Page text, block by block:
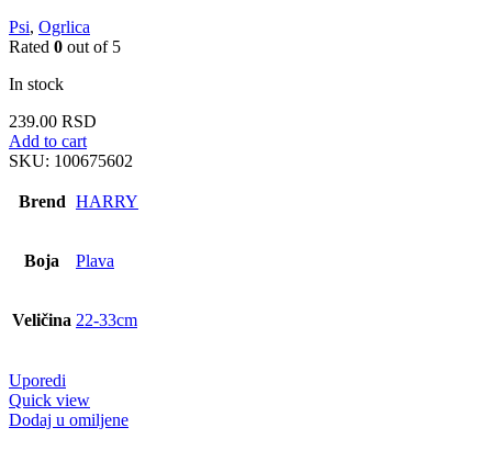
Psi, Ogrlica
Rated 0 out of 5
In stock
239.00 RSD
Add to cart
SKU: 100675602
Brend HARRY
Boja Plava
Veličina 22-33cm
Uporedi
Quick view
Dodaj u omiljene